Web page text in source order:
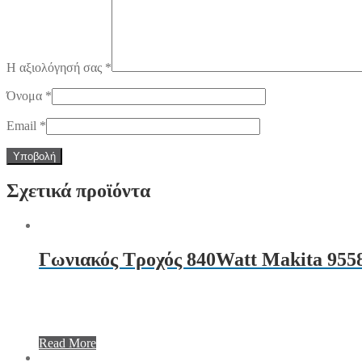
Η αξιολόγησή σας *
Όνομα *
Email *
Σχετικά προϊόντα
Γωνιακός Τροχός 840Watt Makita
Read More